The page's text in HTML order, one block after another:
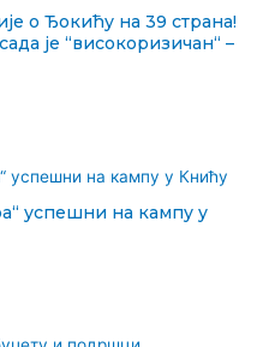
о Ђокићу на 39 страна!
је “високоризичан“ –
успешни на кампу у